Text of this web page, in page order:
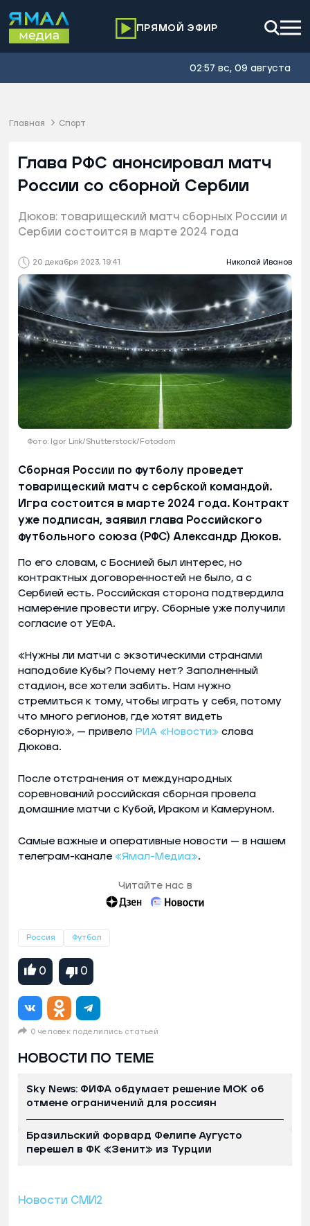
ПРЯМОЙ ЭФИР
02:57 вс, 09 августа
Главная Спорт
20 декабря 2023, 19:41 Николай Иванов
Глава РФС анонсировал матч
России со сборной Сербии
Дюков: товарищеский матч сборных России и
Сербии состоится в марте 2024 года
Фото: Igor Link/Shutterstock/Fotodom
Сборная России по футболу проведет
товарищеский матч с сербской командой.
Игра состоится в марте 2024 года. Контракт
уже подписан, заявил глава Российского
футбольного союза (РФС) Александр Дюков.
По его словам, с Боснией был интерес, но
контрактных договоренностей не было, а с
Сербией есть. Российская сторона подтвердила
намерение провести игру. Сборные уже получили
согласие от УЕФА.
«Нужны ли матчи с экзотическими странами
наподобие Кубы? Почему нет? Заполненный
стадион, все хотели забить. Нам нужно
стремиться к тому, чтобы играть у себя, потому
что много регионов, где хотят видеть
сборную», — привело РИА «Новости» слова
Дюкова.
После отстранения от международных
соревнований российская сборная провела
домашние матчи с Кубой, Ираком и Камеруном.
Самые важные и оперативные новости — в нашем
телеграм-канале «Ямал-Медиа».
Читайте нас в
Россия Футбол
0 0
0 человек поделились статьей
НОВОСТИ ПО ТЕМЕ
Sky News: ФИФА обдумает решение МОК об
отмене ограничений для россиян
Бразильский форвард Фелипе Аугусто
перешел в ФК «Зенит» из Турции
Новости СМИ2